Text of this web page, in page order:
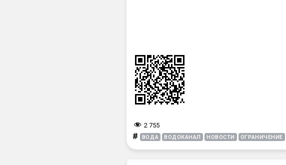
2 755
# ВОДА ВОДОКАНАЛ НОВОСТИ ОГРАНИЧЕНИЕ